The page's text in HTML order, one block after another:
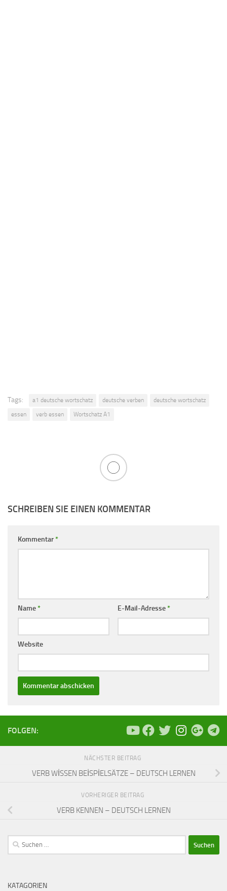
Tags: a1 deutsche wortschatz deutsche verben
deutsche wortschatz
essen
verb essen Wortschatz A1
SCHREIBEN SIE EINEN KOMMENTAR
Kommentar*
Name* E-Mail-Adresse*
Website
FOLGEN:
NÄCHSTER BEITRAG
VERB WİSSEN BEİSPİELSÄTZE – DEUTSCH LERNEN
VORHERIGER BEITRAG
VERB KENNEN – DEUTSCH LERNEN
Suchen
nach:
KATAGORIEN